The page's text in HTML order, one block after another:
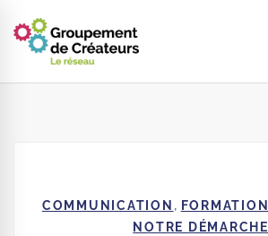
COMMUNICATION , FORMATION
NOTRE DÉMARCHE